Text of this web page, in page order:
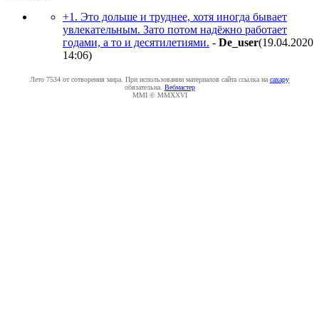
+1. Это дольше и труднее, хотя иногда бывает
увлекательным. Зато потом надёжно работает
годами, а то и десятилетиями. - De_user(19.04.2020
14:06)
Лето 7534 от сотворения мира. При использовании материалов сайта ссылка на caxapу
обязательна. Вебмастер
MMI © MMXXVI